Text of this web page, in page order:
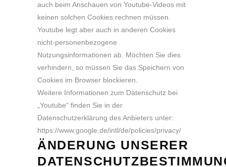
auch beim Anschauen von Youtube-Videos mit
keinen solchen Cookies rechnen müssen.
Youtube legt aber auch in anderen Cookies
nicht-personenbezogene
Nutzungsinformationen ab. Möchten Sie dies
verhindern, so müssen Sie das Speichern von
Cookies im Browser blockieren.
Weitere Informationen zum Datenschutz bei
„Youtube“ finden Sie in der
Datenschutzerklärung des Anbieters unter:
https://www.google.de/intl/de/policies/privacy/
ÄNDERUNG UNSERER